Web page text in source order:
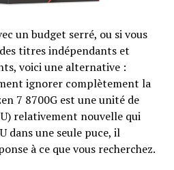
un budget serré, ou si vous
titres indépendants et
voici une alternative :
ignorer complètement la
7 8700G est une unité de
relativement nouvelle qui
dans une seule puce, il
à ce que vous recherchez.